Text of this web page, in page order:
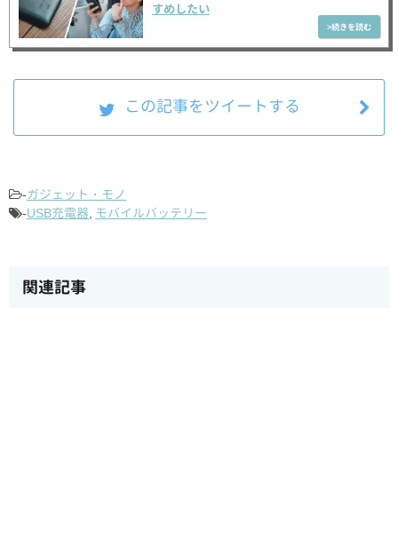
すめしたい
この記事をツイートする
-ガジェット・モノ
-USB充電器, モバイルバッテリー
関連記事